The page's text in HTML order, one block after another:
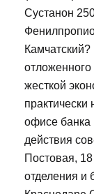
Сустанон
отложенного
жесткой
офисе банка
действия
Постовая,
отделения и